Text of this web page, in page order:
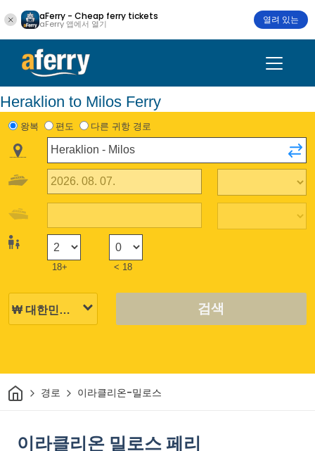
aFerry - Cheap ferry tickets
aFerry 앱에서 열기 열려 있는
Heraklion to Milos Ferry
왕복 편도 다른 귀항 경로
18+ < 18
검색
집 경로 이라클리온-밀로스
이라클리온 밀로스 페리